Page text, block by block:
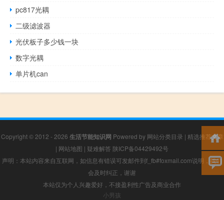
pc817光耦
二级滤波器
光伏板子多少钱一块
数字光耦
单片机can
Copyright © 2012 - 2026 生活节能知识网 Powered by 网站分类目录 | 精选推荐文章
| 网站地图 | 疑难解答 陕ICP备04429492号
声明：本站内容来自互联网，如信息有错误可发邮件到f_fb#foxmail.com说明，我们
会及时纠正，谢谢
本站仅为个人兴趣爱好，不接盈利性广告及商业合作
小男孩